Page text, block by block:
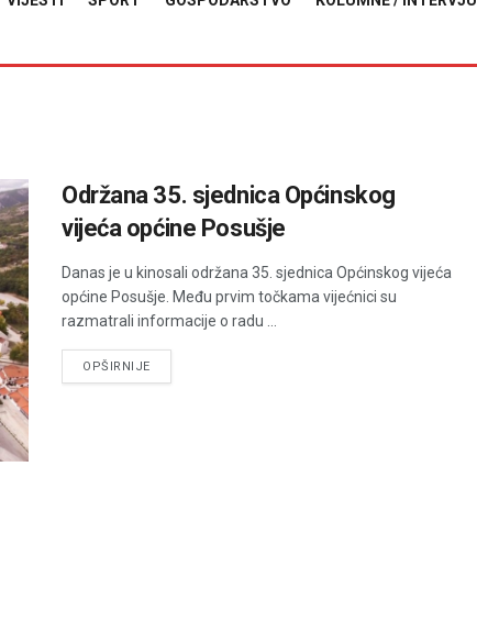
Održana 35. sjednica Općinskog
vijeća općine Posušje
Danas je u kinosali održana 35. sjednica Općinskog vijeća
općine Posušje. Među prvim točkama vijećnici su
razmatrali informacije o radu ...
OPŠIRNIJEDETAILS